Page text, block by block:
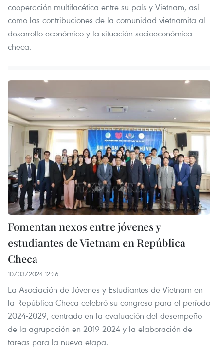
cooperación multifacética entre su país y Vietnam, así
como las contribuciones de la comunidad vietnamita al
desarrollo económico y la situación socioeconómica
checa.
Fomentan nexos entre jóvenes y
estudiantes de Vietnam en República
Checa
10/03/2024 12:36
La Asociación de Jóvenes y Estudiantes de Vietnam en
la República Checa celebró su congreso para el período
2024-2029, centrado en la evaluación del desempeño
de la agrupación en 2019-2024 y la elaboración de
tareas para la nueva etapa.